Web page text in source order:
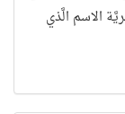
الاسم الَّذي